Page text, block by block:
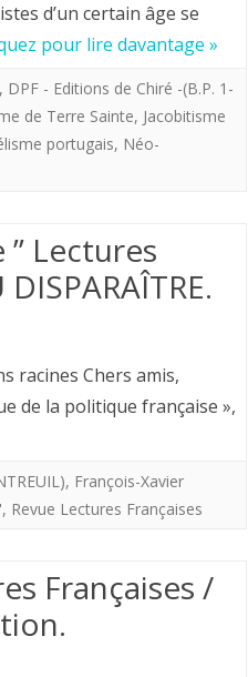
d’un certain âge se
pour lire davantage »
, DPF - Editions de Chiré -(B.P. 1-
de Terre Sainte, Jacobitisme
portugais, Néo-
Lectures
racines Chers amis,
de la politique française »,
, François-Xavier
, Revue Lectures Françaises
Françaises /